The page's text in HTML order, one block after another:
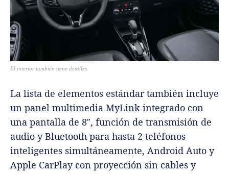
El interior también tiene detalles.
La lista de elementos estándar también incluye
un panel multimedia MyLink integrado con
una pantalla de 8″, función de transmisión de
audio y Bluetooth para hasta 2 teléfonos
inteligentes simultáneamente, Android Auto y
Apple CarPlay con proyección sin cables y